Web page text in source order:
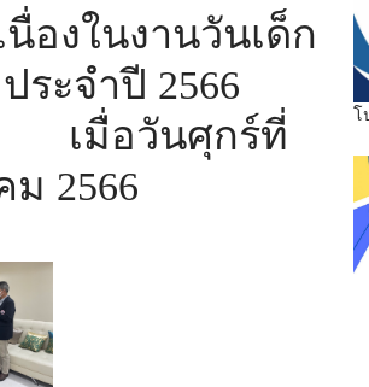
นงานวันเด็ก
ระจำปี 2566
นศุกร์ที่
ม 2566
โ